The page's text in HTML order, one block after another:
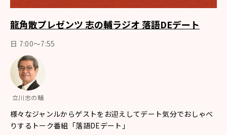
龍角散プレゼンツ 志の輔ラジオ 落語DEデート
日 7:00〜7:55
立川志の輔
様々なジャンルからゲストをお迎えしてデート気分でおしゃべ
りするトーク番組「落語DEデート」